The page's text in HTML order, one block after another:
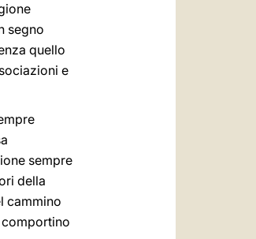
segno
quello
e
sempre
della
cammino
comportino